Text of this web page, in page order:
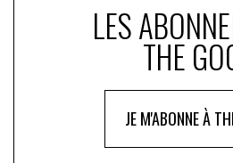
LES
THE
JE M'ABONNE À